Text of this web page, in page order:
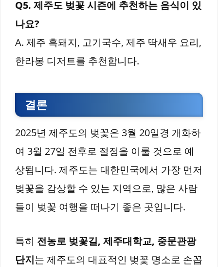
Q5. 제주도 벚꽃 시즌에 추천하는 음식이 있
나요?
A. 제주 흑돼지, 고기국수, 제주 딱새우 요리,
한라봉 디저트를 추천합니다.
결론
2025년 제주도의 벚꽃은 3월 20일경 개화하
여 3월 27일 전후로 절정을 이룰 것으로 예
상됩니다. 제주도는 대한민국에서 가장 먼저
벚꽃을 감상할 수 있는 지역으로, 많은 사람
들이 벚꽃 여행을 떠나기 좋은 곳입니다.
특히 전농로 벚꽃길, 제주대학교, 중문관광
단지는 제주도의 대표적인 벚꽃 명소로 손꼽